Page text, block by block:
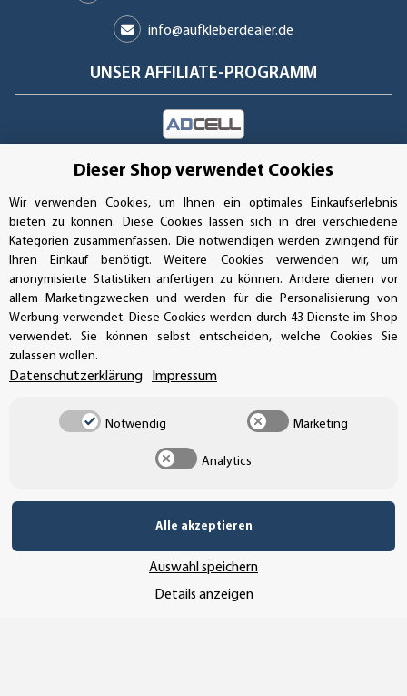
info@aufkleberdealer.de
UNSER AFFILIATE-PROGRAMM
SSL-Verschlüsselung
UNSER VERSANDDIENSTLEISTER
Dieser Shop verwendet Cookies
Wir verwenden Cookies, um Ihnen ein optimales Einkaufserlebnis
bieten zu können. Diese Cookies lassen sich in drei verschiedene
Kategorien zusammenfassen. Die notwendigen werden zwingend für
Ihren Einkauf benötigt. Weitere Cookies verwenden wir, um
anonymisierte Statistiken anfertigen zu können. Andere dienen vor
allem Marketingzwecken und werden für die Personalisierung von
Werbung verwendet. Diese Cookies werden durch 43 Dienste im Shop
verwendet. Sie können selbst entscheiden, welche Cookies Sie
zulassen wollen.
Datenschutzerklärung Impressum
Notwendig Marketing
Analytics
Alle akzeptieren
Auswahl speichern
Details anzeigen